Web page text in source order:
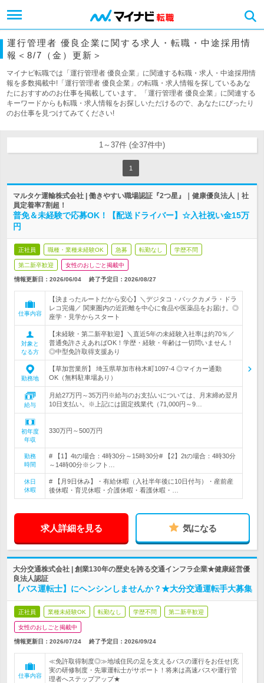
運行管理者 優良企業に関する求人・転職・中途採用情
報＜8/7（金）更新＞
マイナビ転職では「運行管理者 優良企業」に関連する転職・求人・中途採用情
報を多数掲載中!「運行管理者 優良企業」の転職・求人情報を探しているあな
たにおすすめのお仕事を掲載しています。「運行管理者 優良企業」に関連する
キーワードからも転職・求人情報をお探しいただけるので、あなたにぴったり
のお仕事を見つけてみてください!
1～37件 (全37件中)
1
マルタケ運輸株式会社 | 働きやすい職場認証『2つ星』｜健康優良法人｜社
員定着率7割超！
普免＆未経験で応募OK！【配送ドライバー】☆入社祝い金15万
円
正社員 職種・業種未経験OK 急募 転勤なし 学歴不問
第二新卒歓迎 女性のおしごと掲載中
情報更新日：2026/06/04 終了予定日： 2026/08/27
仕事内容
【決まったルートだから安心】＼デジタコ・バックカメラ・ドラ
レコ完備／ 関東圏内の近距離を中心に食品や医薬品をお届け。◎
座学・見学からスタート
対象と
なる方
【未経験・第二新卒歓迎】＼直近5年の未経験入社率は約70％／
普通免許さえあればOK！学歴・経験・年齢は一切問いません！
◎中型免許取得支援あり
勤務地
【草加営業所】 埼玉県草加市柿木町1097-4 ◎マイカー通勤
OK（無料駐車場あり）
給与
月給27万円～35万円※給与のお支払いについては、月末締め翌月
10日支払い。※上記には固定残業代（71,000円～9…
初年度
年収
330万円～500万円
勤務
時間
# 【1】4tの場合：4時30分～15時30分# 【2】2tの場合：4時30分
～14時00分※シフト…
休日
休暇
# 【月9日休み】・有給休暇（入社半年後に10日付与）・産前産
後休暇・育児休暇・介護休暇・看護休暇・…
求人詳細を見る 気になる
大分交通株式会社 | 創業130年の歴史を誇る交通インフラ企業★健康経営優
良法人認証
【バス運転士】にヘンシンしませんか？★大分交通運転手大募集
正社員 業種未経験OK 転勤なし 学歴不問 第二新卒歓迎
女性のおしごと掲載中
情報更新日：2026/07/24 終了予定日： 2026/09/24
仕事内容
≪免許取得制度◎≫地域住民の足を支えるバスの運行をお任せ|充
実の研修制度・先輩運転士がサポート！将来は高速バスや運行管
理者へステップアップ★